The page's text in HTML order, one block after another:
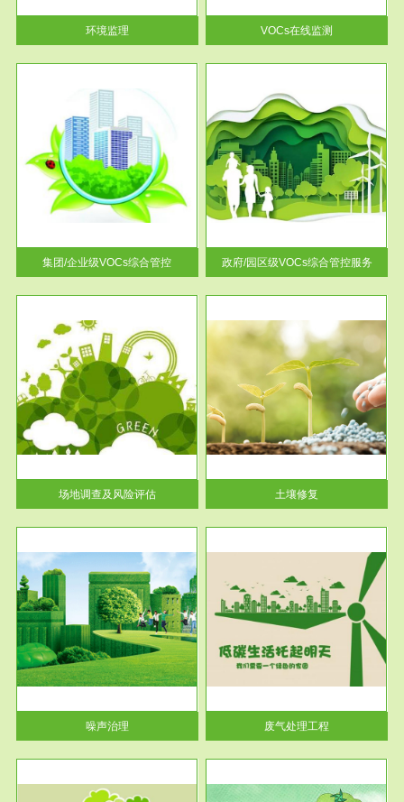
环境监理
率达...
VOCs在线监测
集团/企业级VOCs综合管控
服务范围
政府/园区级VOCs综合管控服务
根据《石化行业挥发性有机物综
合整治方案》文件要求，到2017
年，全...
政府/园区级VOCs综合管控服务
场地调查及风险评估
服务范围
土壤修复
土壤修复
噪声治理
服务范围
废气处理工程
废气处理工程